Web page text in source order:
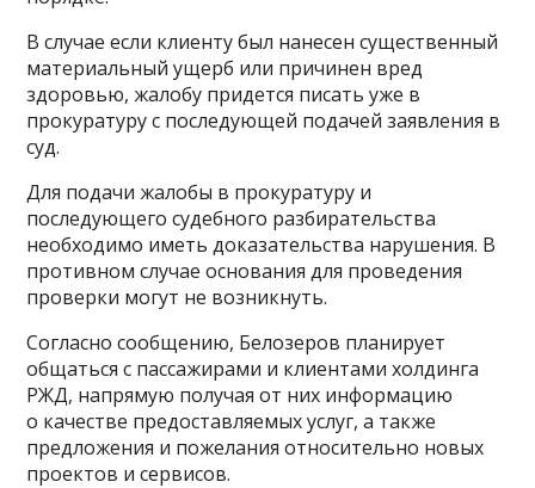
В случае если клиенту был нанесен существенный
материальный ущерб или причинен вред
здоровью, жалобу придется писать уже в
прокуратуру с последующей подачей заявления в
суд.
Для подачи жалобы в прокуратуру и
последующего судебного разбирательства
необходимо иметь доказательства нарушения. В
противном случае основания для проведения
проверки могут не возникнуть.
Согласно сообщению, Белозеров планирует
общаться с пассажирами и клиентами холдинга
РЖД, напрямую получая от них информацию
о качестве предоставляемых услуг, а также
предложения и пожелания относительно новых
проектов и сервисов.